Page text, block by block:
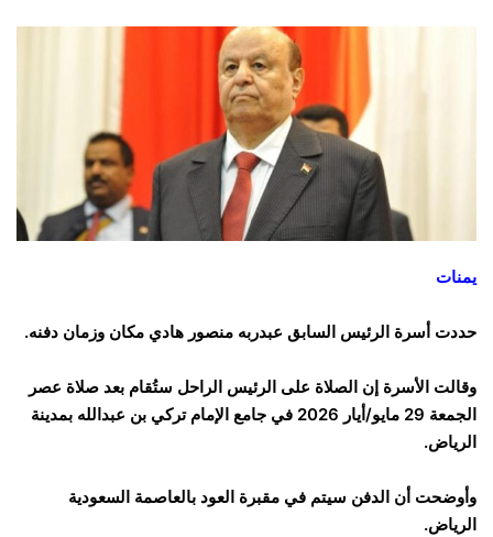
يمنات
حددت أسرة الرئيس السابق عبدربه منصور هادي مكان وزمان دفنه.
وقالت الأسرة إن الصلاة على الرئيس الراحل ستُقام بعد صلاة عصر
الجمعة 29 مايو/أيار 2026 في جامع الإمام تركي بن عبدالله بمدينة
الرياض.
وأوضحت أن الدفن سيتم في مقبرة العود بالعاصمة السعودية
الرياض.